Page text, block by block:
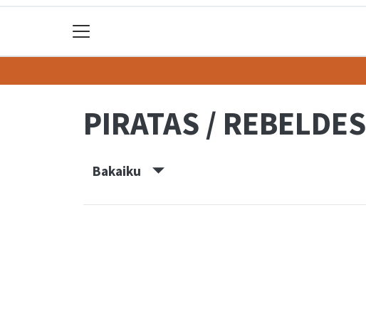
PIRATAS / REBELDES
Bakaiku